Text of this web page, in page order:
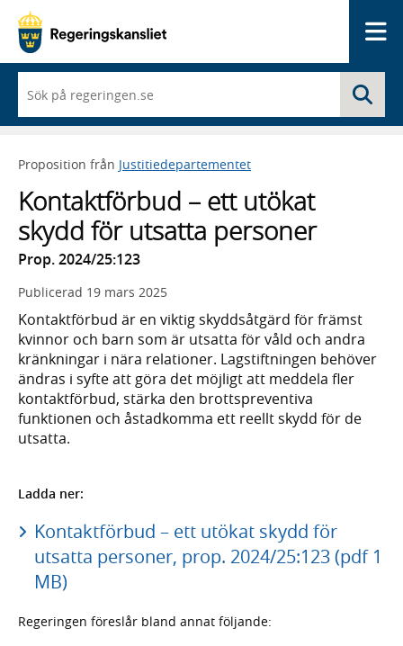
du
börjar
skriva
framträder
lista
med
sökförslag
Proposition från Justitiedepartementet
Kontaktförbud – ett utökat
skydd för utsatta personer
Prop. 2024/25:123
Publicerad 19 mars 2025
Kontaktförbud är en viktig skyddsåtgärd för främst
kvinnor och barn som är utsatta för våld och andra
kränkningar i nära relationer. Lagstiftningen behöver
ändras i syfte att göra det möjligt att meddela fler
kontaktförbud, stärka den brottspreventiva
funktionen och åstadkomma ett reellt skydd för de
utsatta.
Ladda ner:
Kontaktförbud – ett utökat skydd för
utsatta personer, prop. 2024/25:123 (pdf 1
MB)
Regeringen föreslår bland annat följande: